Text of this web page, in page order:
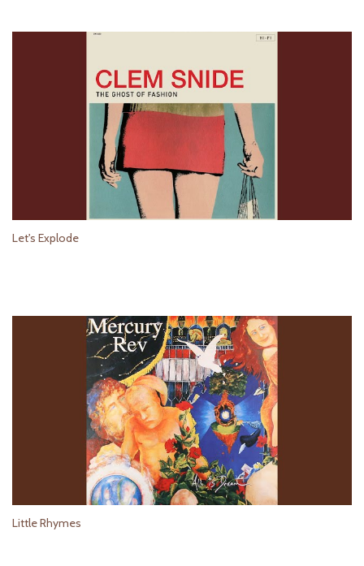
Let's Explode
Little Rhymes